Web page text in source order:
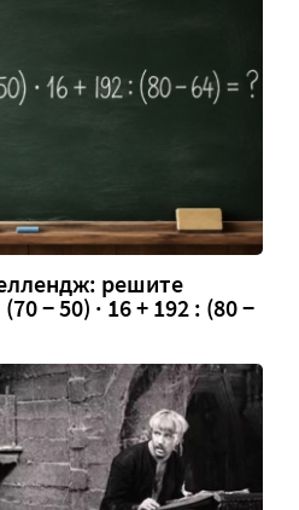
решите
− 50) · 16 + 192 : (80 −